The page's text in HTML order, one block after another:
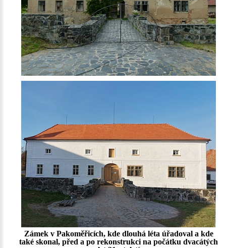
Zámek v Pakoměřicích, kde dlouhá léta úřadoval a kde
také skonal, před a po rekonstrukci na počátku dvacátých